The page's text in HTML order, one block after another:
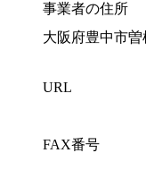
事業者の住所
大阪府豊中市曽
URL
FAX番号